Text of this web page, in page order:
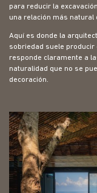
para reducir la
una relación más natural
Aquí es donde la
sobriedad suele producir
responde claramente a
naturalidad que no se
decoración.